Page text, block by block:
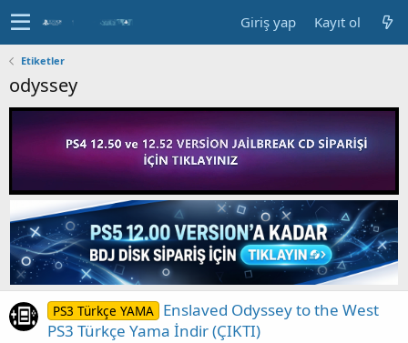
Giriş yap Kayıt ol
Etiketler
odyssey
PS3 Türkçe YAMA Enslaved Odyssey to the West
PS3 Türkçe Yama İndir (ÇIKTI)